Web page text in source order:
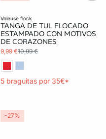
voleuse flock
TANGA DE TUL FLOCADO
ESTAMPADO CON MOTIVOS
DE CORAZONES
9,99 €10,99 €
5 braguitas por 35€*
-27%